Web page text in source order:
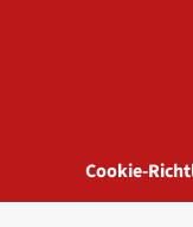
Cookie-